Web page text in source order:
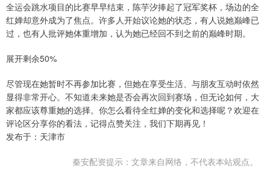
全运会跳水项目的比赛早早结束，陈芋汐捧起了冠军奖杯，场边的全
红婵却意外成为了焦点。许多人开始议论她的状态，有人说她巅峰已
过，也有人批评她体重增加，认为她已经回不到之前的巅峰时期。
展开剩余50%
尽管现在她暂时不再参加比赛，但她在享受生活、与朋友互动时依然
显得非常开心。不知道未来她是否会再次回到赛场，但无论如何，大
家都应该尊重她的选择。你怎么看待全红婵的变化和选择呢？欢迎在
评论区分享你的看法，记得点赞关注，我们下期再见！
发布于：天津市
秦安配资提示：文章来自网络，不代表本站观点。